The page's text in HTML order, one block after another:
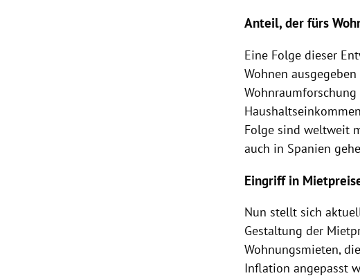
Anteil, der fürs
Eine Folge dieser
Wohnen
Folge sind weltweit
auch in Spanien
Eingriff in
Nun stellt sich
Gestaltung der
Wohnungsmieten,
Inflation angepasst